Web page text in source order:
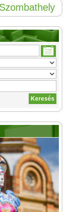
Szombathely